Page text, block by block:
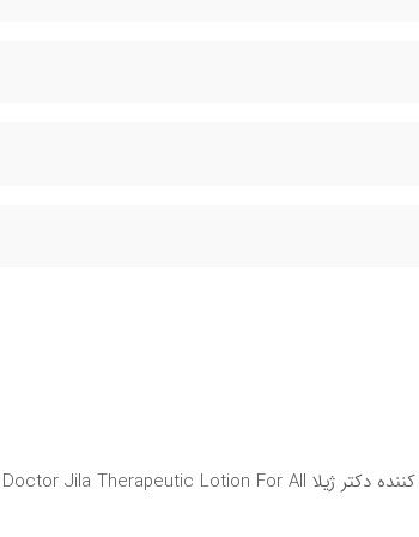
اولین نفری باشید که دیدگاهی را ارسال می کنید برای “لوسیون ترمیم کننده دکتر ژیلا Doctor Jila Therapeutic Lotion For All